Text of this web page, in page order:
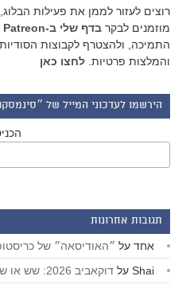
רוצים לעזור לממן את פעילות
מוזמנים לבקר בדף שלי ב-Patreon
התמיכה, ולהצטרף לקבוצות
והמלצות פרטיות. לחצו כאן
הירשמו לעדכוני המייל של
תגובות אחרונות
אחד על ״האודיסאה״ של
Shai על דוקאביב 2026: שש או שבע המלצות